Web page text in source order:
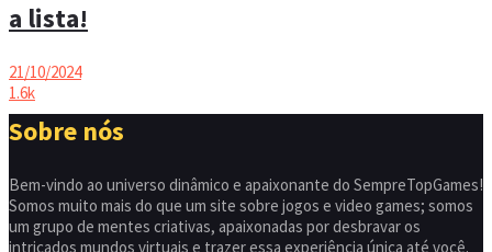
a lista!
21/10/2024
1.6k
Sobre nós
Bem-vindo ao universo dinâmico e apaixonante do SempreTopGames!
Somos muito mais do que um site sobre jogos e video games; somos
um grupo de mentes criativas, apaixonadas por desbravar os
intricados mundos virtuais e trazer essa experiência única até você.